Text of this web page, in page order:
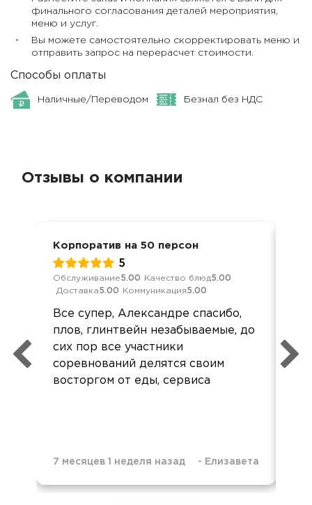
финального согласования деталей мероприятия,
меню и услуг.
Вы можете самостоятельно скорректировать меню и
отправить запрос на перерасчет стоимости.
Способы оплаты
Наличные/Переводом Безнал без НДС
Отзывы о компании
Корпоратив на 50 персон
5
Обслуживание5.00 Качество блюд5.00
Доставка5.00 Коммуникация5.00
Все супер, Александре спасибо,
плов, глинтвейн незабываемые, до
сих пор все участники
соревнований делятся своим
восторгом от еды, сервиса
7 месяцев 1 неделя назад - Елизавета